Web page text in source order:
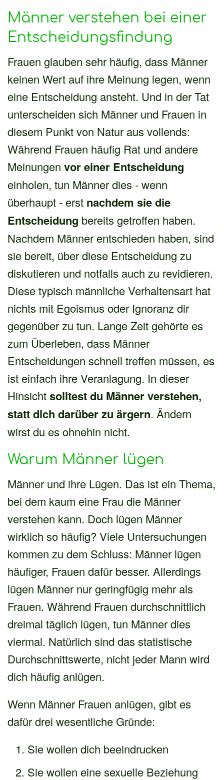
Männer verstehen bei einer
Entscheidungsfindung
Frauen glauben sehr häufig, dass Männer
keinen Wert auf ihre Meinung legen, wenn
eine Entscheidung ansteht. Und in der Tat
unterscheiden sich Männer und Frauen in
diesem Punkt von Natur aus vollends:
Während Frauen häufig Rat und andere
Meinungen vor einer Entscheidung
einholen, tun Männer dies - wenn
überhaupt - erst nachdem sie die
Entscheidung bereits getroffen haben.
Nachdem Männer entschieden haben, sind
sie bereit, über diese Entscheidung zu
diskutieren und notfalls auch zu revidieren.
Diese typisch männliche Verhaltensart hat
nichts mit Egoismus oder Ignoranz dir
gegenüber zu tun. Lange Zeit gehörte es
zum Überleben, dass Männer
Entscheidungen schnell treffen müssen, es
ist einfach ihre Veranlagung. In dieser
Hinsichtsolltest du Männer verstehen,
statt dich darüber zu ärgern. Ändern
wirst du es ohnehin nicht.
Warum Männer lügen
Männer und ihre Lügen. Das ist ein Thema,
bei dem kaum eine Frau die Männer
verstehen kann. Doch lügen Männer
wirklich so häufig? Viele Untersuchungen
kommen zu dem Schluss: Männer lügen
häufiger, Frauen dafür besser. Allerdings
lügen Männer nur geringfügig mehr als
Frauen. Während Frauen durchschnittlich
dreimal täglich lügen, tun Männer dies
viermal. Natürlich sind das statistische
Durchschnittswerte, nicht jeder Mann wird
dich häufig anlügen.
Wenn Männer Frauen anlügen, gibt es
dafür drei wesentliche Gründe:
Sie wollen dich beeindrucken
Sie wollen eine sexuelle Beziehung